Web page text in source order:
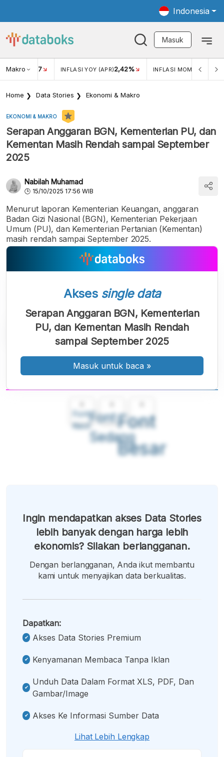
Indonesia
Masuk
Makro
USD/IDR 17 INFLASI YOY (APR)2,42% INFLASI MOM (MAR)
Home Data Stories Ekonomi & Makro
EKONOMI & MAKRO
Serapan Anggaran BGN, Kementerian PU, dan
Kementan Masih Rendah sampai September
2025
Nabilah Muhamad
15/10/2025 17:56 WIB
Menurut laporan Kementerian Keuangan, anggaran
Badan Gizi Nasional (BGN), Kementerian Pekerjaan
Umum (PU), dan Kementerian Pertanian (Kementan)
masih rendah sampai September 2025.
Font
Kecil
Font
Sedang
Font
Besar
Akses single data
Serapan Anggaran BGN, Kementerian
PU, dan Kementan Masih Rendah
sampai September 2025
Masuk untuk baca »
Ingin mendapatkan akses Data Stories
lebih banyak dengan harga lebih
ekonomis? Silakan berlangganan.
Dengan berlangganan, Anda ikut membantu
kami untuk menyajikan data berkualitas.
Dapatkan:
Akses Data Stories Premium
Kenyamanan Membaca Tanpa Iklan
Unduh Data Dalam Format XLS, PDF, Dan
Gambar/image
Akses Ke Informasi Sumber Data
Lihat Lebih Lengkap